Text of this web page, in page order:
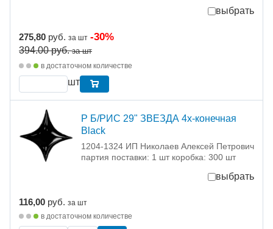
выбрать
275,80 руб. за шт -30%
394.00руб. за шт
в достаточном количестве
шт
Р Б/РИС 29" ЗВЕЗДА 4х-конечная
Black
1204-1324 ИП Николаев Алексей Петрович
партия поставки: 1 шт коробка: 300 шт
выбрать
116,00 руб. за шт
в достаточном количестве